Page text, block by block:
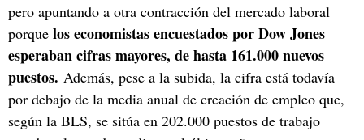
pero apuntando a otra contracción del mercado laboral
porque los economistas encuestados por Dow Jones
esperaban cifras mayores, de hasta 161.000 nuevos
puestos. Además, pese a la subida, la cifra está todavía
por debajo de la media anual de creación de empleo que,
según la BLS, se sitúa en 202.000 puestos de trabajo